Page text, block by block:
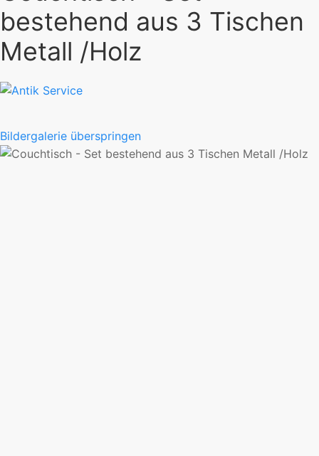
bestehend aus 3 Tischen
Metall /Holz
Bildergalerie überspringen